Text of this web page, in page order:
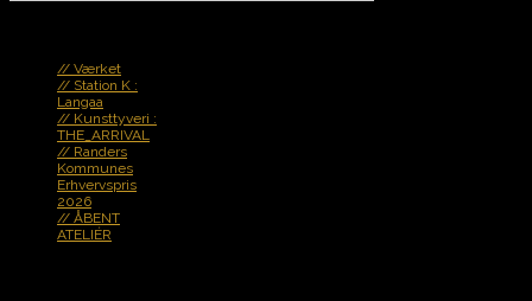
// Værket
// Station K :
Langaa
// Kunsttyveri :
THE_ARRIVAL
// Randers
Kommunes
Erhvervspris
2026
// ÅBENT
ATELIÉR